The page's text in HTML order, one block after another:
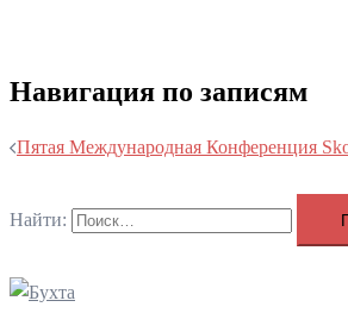
Навигация по записям
Пятая Международная Конференция
Найти: